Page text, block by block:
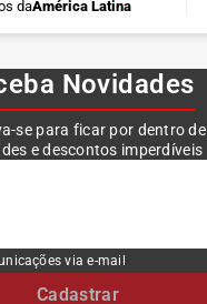
daAmérica Latina
Novidades
se para ficar por dentro de
e descontos imperdíveis
via e-mail
Cadastrar